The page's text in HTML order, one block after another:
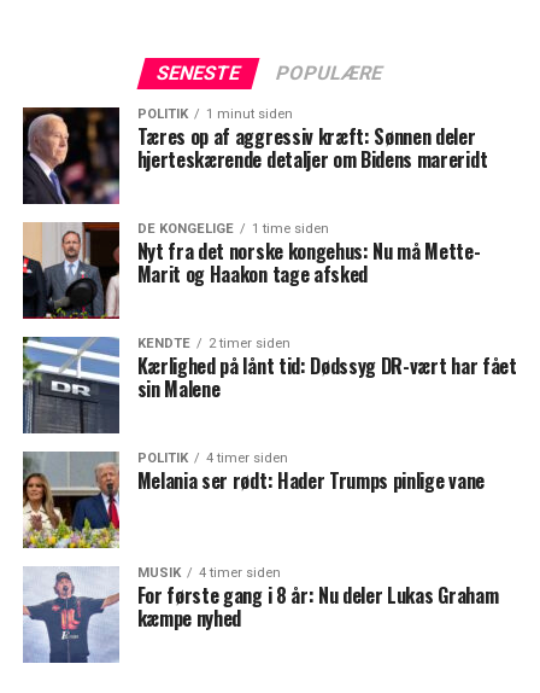
SENESTE POPULÆRE
POLITIK 1 minut siden
Tæres op af aggressiv kræft: Sønnen deler
hjerteskærende detaljer om Bidens mareridt
DE KONGELIGE 1 time siden
Nyt fra det norske kongehus: Nu må Mette-
Marit og Haakon tage afsked
KENDTE 2 timer siden
Kærlighed på lånt tid: Dødssyg DR-vært har fået
sin Malene
POLITIK 4 timer siden
Melania ser rødt: Hader Trumps pinlige vane
MUSIK 4 timer siden
For første gang i 8 år: Nu deler Lukas Graham
kæmpe nyhed